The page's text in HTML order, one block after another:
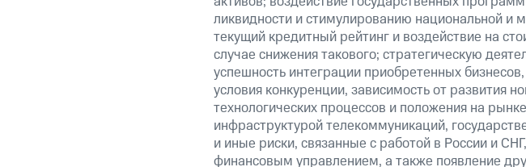
ликвидности и стимулированию национальной
текущий кредитный рейтинг и воздействие на
случае снижения такового; стратегическую
успешность интеграции приобретенных
условия конкуренции, зависимость от развития
технологических процессов и положения на
инфраструктурой телекоммуникаций,
и иные риски, связанные с работой в России и
финансовым управлением, а также появление